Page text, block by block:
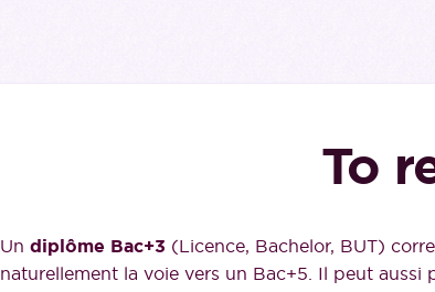
To
Un diplôme Bac+3 (Licence, Bachelor, BUT)
naturellement la voie vers un Bac+5. Il peut